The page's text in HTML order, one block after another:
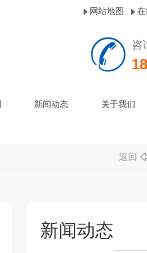
网站地图
咨
新闻动态 关于我们
返回
新闻动态